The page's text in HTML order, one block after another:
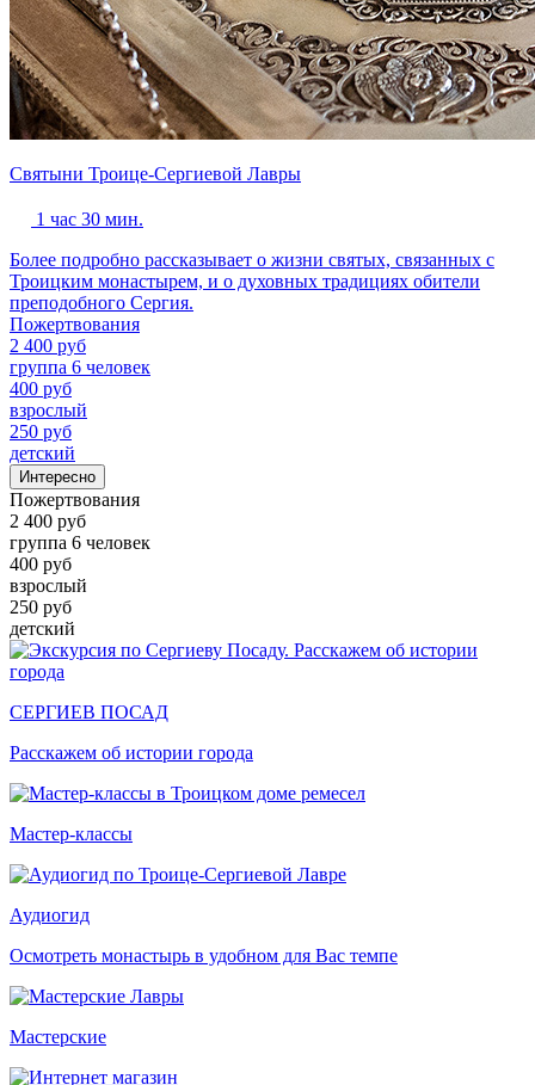
Святыни Троице-Сергиевой Лавры
1 час 30 мин.
Более подробно рассказывает о жизни святых, связанных с
Троицким монастырем, и о духовных традициях обители
преподобного Сергия.
Пожертвования
2 400 руб
группа 6 человек
400 руб
взрослый
250 руб
детский
Интересно
Пожертвования
2 400 руб
группа 6 человек
400 руб
взрослый
250 руб
детский
СЕРГИЕВ ПОСАД
Расскажем об истории города
Мастер-классы
Аудиогид
Осмотреть монастырь в удобном для Вас темпе
Мастерские